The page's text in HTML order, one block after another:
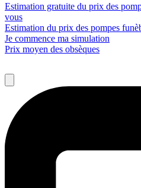
Estimation gratuite du prix des
vous
Estimation du prix des pompes
Je commence ma simulation
Prix moyen des obsèques